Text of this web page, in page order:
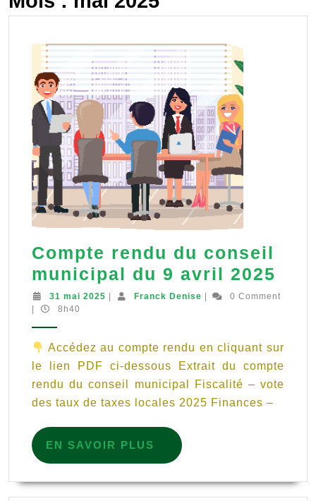
Compte rendu du conseil
municipal du 9 avril 2025
du
31 mai 2025 31
Franck Denise Franck0 Comment
8h40
Accédez au compte rendu en cliquant sur
le lien PDF ci-dessous Extrait du compte
rendu du conseil municipal Fiscalité – vote
des taux de taxes locales 2025 Finances –
EN SAVOIR PLUS
EN
SAVOIR